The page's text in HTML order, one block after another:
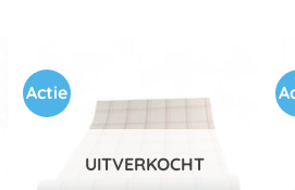
Actie
Toevoegen
verlanglijst
UITVERKOCHT